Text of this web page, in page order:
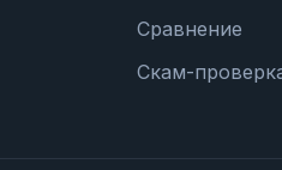
Сравнение
Скам-